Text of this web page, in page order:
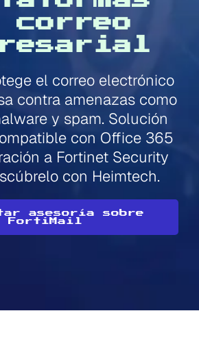
correo
el correo electrónico
contra amenazas como
y spam. Solución
con Office 365
a Fortinet Security
con Heimtech.
asesoría sobre
FortiMail